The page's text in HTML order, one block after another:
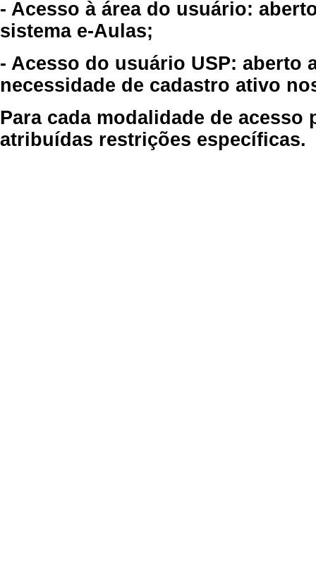
- Acesso à área do usuário:
sistema e-Aulas;
- Acesso do usuário USP: aberto
necessidade de cadastro ativo
Para cada modalidade de
atribuídas restrições específicas.